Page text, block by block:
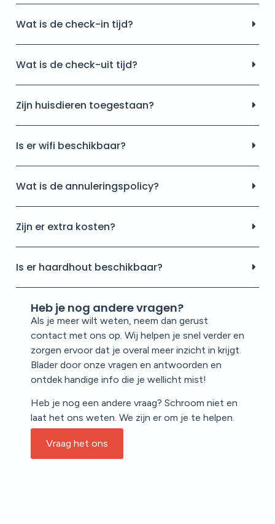
Heb je nog andere vragen?
Als je meer wilt weten, neem dan gerust
contact met ons op. Wij helpen je snel verder en
zorgen ervoor dat je overal meer inzicht in krijgt.
Blader door onze vragen en antwoorden en
ontdek handige info die je wellicht mist!
Heb je nog een andere vraag? Schroom niet en
laat het ons weten. We zijn er om je te helpen.
Vraag het ons
Wat is de check-in tijd?
Wat is de check-uit tijd?
Zijn huisdieren toegestaan?
Is er wifi beschikbaar?
Wat is de annuleringspolicy?
Zijn er extra kosten?
Is er haardhout beschikbaar?